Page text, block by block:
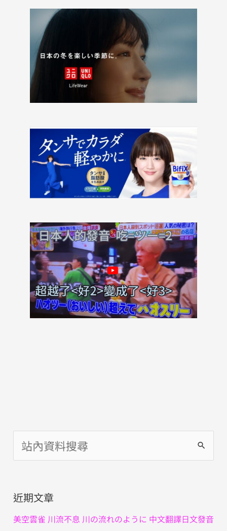
尋
鍵
字
近期文章
美空雲雀 川流不息 川の流れのように 中文翻譯日文發音